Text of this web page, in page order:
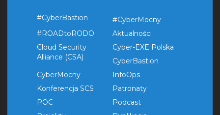
#CyberBastion
#CyberMocny
#ROADtoRODO
Aktualności
Cloud Security
Alliance (CSA)
Cyber-EXE Polska
CyberBastion
CyberMocny
InfoOps
Konferencja SCS
Patronaty
POC
Podcast